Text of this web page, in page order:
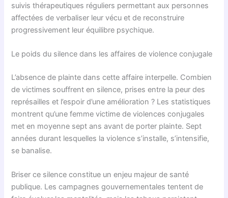
suivis thérapeutiques réguliers permettant aux personnes
affectées de verbaliser leur vécu et de reconstruire
progressivement leur équilibre psychique.
Le poids du silence dans les affaires de violence conjugale
L’absence de plainte dans cette affaire interpelle. Combien
de victimes souffrent en silence, prises entre la peur des
représailles et l’espoir d’une amélioration ? Les statistiques
montrent qu’une femme victime de violences conjugales
met en moyenne sept ans avant de porter plainte. Sept
années durant lesquelles la violence s’installe, s’intensifie,
se banalise.
Briser ce silence constitue un enjeu majeur de santé
publique. Les campagnes gouvernementales tentent de